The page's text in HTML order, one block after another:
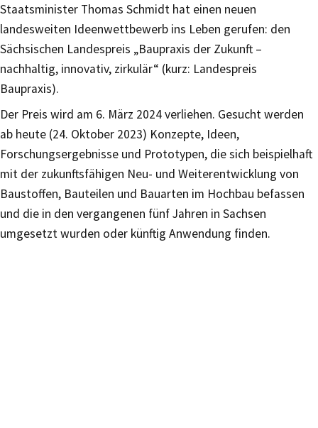
Staatsminister Thomas Schmidt hat einen neuen
landesweiten Ideenwettbewerb ins Leben gerufen: den
Sächsischen Landespreis „Baupraxis der Zukunft –
nachhaltig, innovativ, zirkulär“ (kurz: Landespreis
Baupraxis).
Der Preis wird am 6. März 2024 verliehen. Gesucht werden
ab heute (24. Oktober 2023) Konzepte, Ideen,
Forschungsergebnisse und Prototypen, die sich beispielhaft
mit der zukunftsfähigen Neu- und Weiterentwicklung von
Baustoffen, Bauteilen und Bauarten im Hochbau befassen
und die in den vergangenen fünf Jahren in Sachsen
umgesetzt wurden oder künftig Anwendung finden.